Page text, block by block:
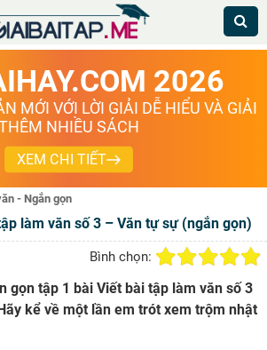
2026
MỚI VỚI LỜI GIẢI DỄ HIỂU VÀ GIẢI
NHIỀU SÁCH
XEM CHI TIẾT
- Ngắn gọn
làm văn số 3 – Văn tự sự (ngắn gọn)
Bình chọn:
gọn tập 1 bài Viết bài tập làm văn số 3
kể về một lần em trót xem trộm nhật